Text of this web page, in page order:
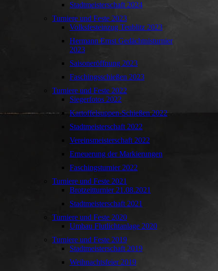
Stadtmeisterschaft 2024
Turniere und Feste 2023
Volksfesteinzug Teublitz 2023
Hermann Ernst Gedächtnisturnier
2023
Saisoneröffnung 2023
Faschingsschießen 2023
Turniere und Feste 2022
Siegerfotos 2022
Kartoffelsuppen-Schießen 2022
Stadtmeisterschaft 2022
Vereinsmeisterschaft 2022
Erneuerung der Markierungen
Faschingsturnier 2022
Turniere und Feste 2021
Brotzeitturnier 21.08.2021
Stadtmeisterschaft 2021
Turniere und Feste 2020
Umbau Flutlichtanlage 2020
Turniere und Feste 2019
Stadtmeisterschaft 2019
Weihnachtsfeier 2019